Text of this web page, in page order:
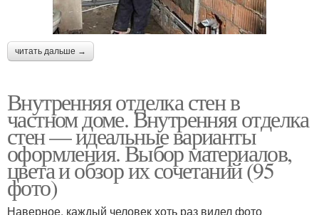
читать дальше →
Внутренняя отделка стен в
частном доме. Внутренняя отделка
стен — идеальные варианты
оформления. Выбор материалов,
цвета и обзор их сочетаний (95
фото)
Наверное, каждый человек хоть раз видел фото